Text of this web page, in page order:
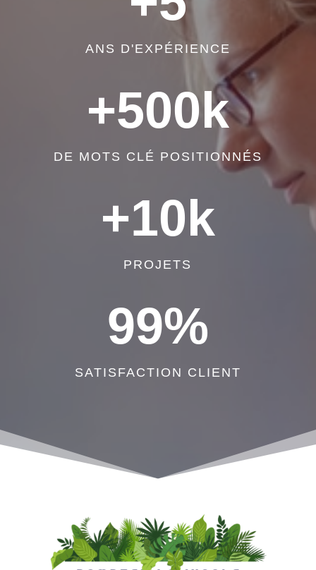
ANS D'EXPÉRIENCE
+500k
DE MOTS CLÉ POSITIONNÉS
+10k
PROJETS
99%
SATISFACTION CLIENT